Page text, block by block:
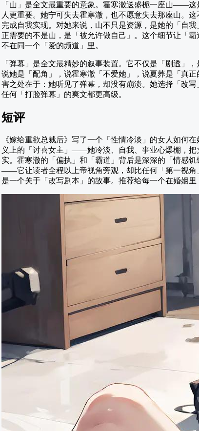
「山」是全文最重要的意象。霍寒澈送盛栀一座山——
人更重要。她宁可失去霍寒澈，也不愿意失去那座山。
完成自我实现。对她来说，山不只是资源，是她的「自
正需要的不是山，是「被允许做自己」。这个细节让「
不在同一个「爱的频道」里。
「弹幕」是全文最精妙的叙事装置。它不仅是「剧透
说她是「配角」，说霍寒澈「不爱她」，说夏荞是「真
害之处在于：她听见了弹幕，却没有崩溃。她选择「改
任何「打脸弹幕」的爽文都更高级。
短评
《嫁给重欲总裁后》写了一个「性情冷淡」的女人如何
义上的「讨喜女主」——她冷淡、自我、事业心爆棚，
实。霍寒澈的「偏执」和「霸道」背后是深深的「情感
——它让读者全程以上帝视角旁观，却比任何「第一视角
是一个关于「改写剧本」的故事。推荐给每一个在婚姻里